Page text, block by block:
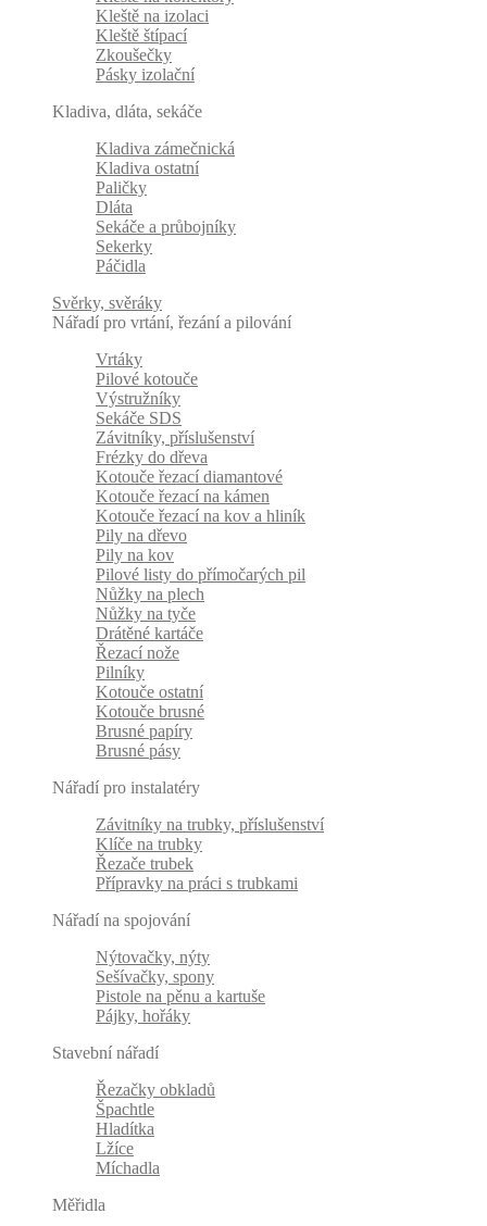
Kleště na izolaci
Kleště štípací
Zkoušečky
Pásky izolační
Kladiva, dláta, sekáče
Kladiva zámečnická
Kladiva ostatní
Paličky
Dláta
Sekáče a průbojníky
Sekerky
Páčidla
Svěrky, svěráky
Nářadí pro vrtání, řezání a pilování
Vrtáky
Pilové kotouče
Výstružníky
Sekáče SDS
Závitníky, příslušenství
Frézky do dřeva
Kotouče řezací diamantové
Kotouče řezací na kámen
Kotouče řezací na kov a hliník
Pily na dřevo
Pily na kov
Pilové listy do přímočarých pil
Nůžky na plech
Nůžky na tyče
Drátěné kartáče
Řezací nože
Pilníky
Kotouče ostatní
Kotouče brusné
Brusné papíry
Brusné pásy
Nářadí pro instalatéry
Závitníky na trubky, příslušenství
Klíče na trubky
Řezače trubek
Přípravky na práci s trubkami
Nářadí na spojování
Nýtovačky, nýty
Sešívačky, spony
Pistole na pěnu a kartuše
Pájky, hořáky
Stavební nářadí
Řezačky obkladů
Špachtle
Hladítka
Lžíce
Míchadla
Měřidla